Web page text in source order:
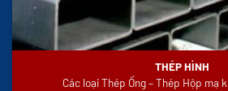
THÉP HÌNH
Các loại Thép Ống – Thép Hộp mạ